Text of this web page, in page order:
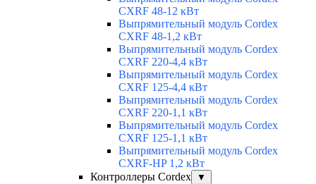
CXRF 48-12 кВт
Выпрямительный модуль Cordex
CXRF 48-1,2 кВт
Выпрямительный модуль Cordex
CXRF 220-4,4 кВт
Выпрямительный модуль Cordex
CXRF 125-4,4 кВт
Выпрямительный модуль Cordex
CXRF 220-1,1 кВт
Выпрямительный модуль Cordex
CXRF 125-1,1 кВт
Выпрямительный модуль Cordex
CXRF-HP 1,2 кВт
Контроллеры Cordex
▼